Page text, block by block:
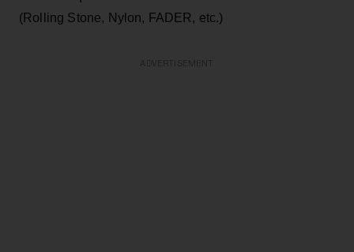
(Rolling Stone, Nylon, FADER, etc.)